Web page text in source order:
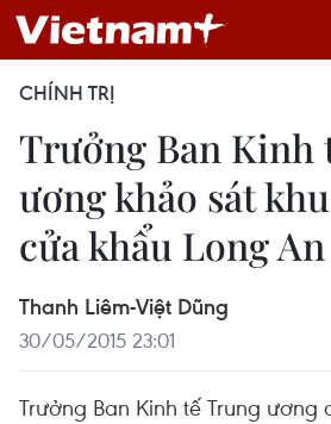
CHÍNH TRỊ
Trưởng Ban Kinh
ương khảo sát
cửa khẩu Long An
Thanh Liêm-Việt Dũng
30/05/2015 23:01
Trưởng Ban Kinh tế Trung